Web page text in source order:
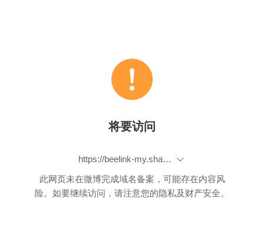
将要访问
https://beelink-my.sharepoint.com/:f:/g/personal/firmwareservice_beelink_onmicrosoft_com/Ei14jhZ_UA1HlgD2ziz-8rYBEZMRCT8jDLIXcloCZCp4aQ?e=UxPdJR
此网页未在微博完成域名备案，可能存在内容风
险。如要继续访问，请注意您的隐私及财产安全。